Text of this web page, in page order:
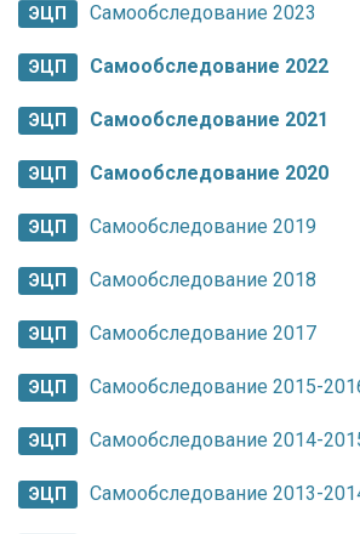
ЭЦП Самообследование 2023
ЭЦП Самообследование 2022
ЭЦП Самообследование 2021
ЭЦП Самообследование 2020
ЭЦП Самообследование 2019
ЭЦП Самообследование 2018
ЭЦП Самообследование 2017
ЭЦП Самообследование 2015-
ЭЦП Самообследование 2014-
ЭЦП Самообследование 2013-